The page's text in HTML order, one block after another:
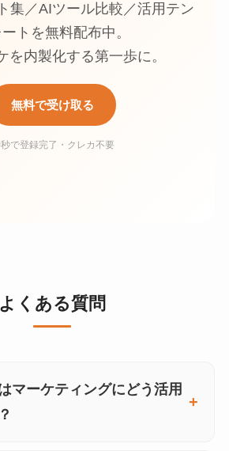
集／AIツール比較／活用テン
トを無料配布中。
を内製化する第一歩に。
無料で受け取る
で登録完了・クレカ不要
よくある質問
マーケティングにどう活用